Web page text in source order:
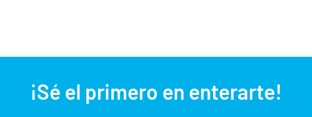
¡Sé el primero en enterarte!